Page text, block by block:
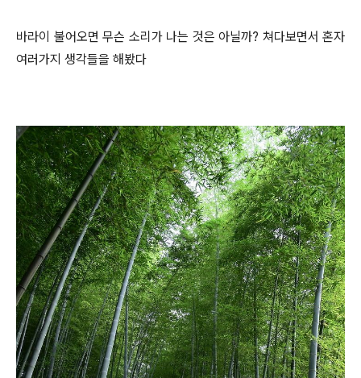
바라이 불어오면 무슨 소리가 나는 것은 아닐까? 쳐다보면서 혼자
여러가지 생각들을 해봤다